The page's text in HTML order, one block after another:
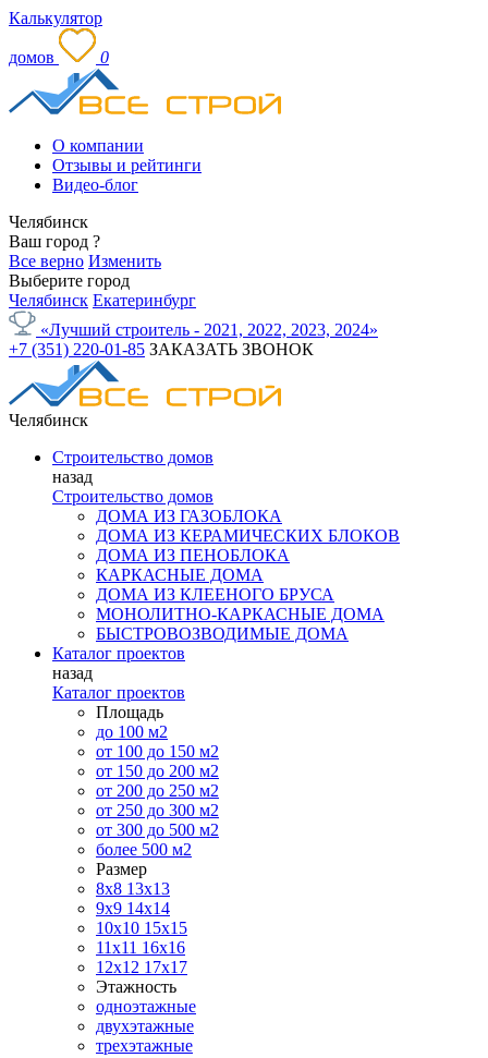
Калькулятор
домов 0
О компании
Отзывы и рейтинги
Видео-блог
Челябинск
Ваш город ?
Все верно Изменить
Выберите город
Челябинск Екатеринбург
«Лучший строитель - 2021, 2022, 2023, 2024»
+7 (351) 220-01-85 ЗАКАЗАТЬ ЗВОНОК
Челябинск
Строительство домов
назад
Строительство домов
ДОМА ИЗ ГАЗОБЛОКА
ДОМА ИЗ КЕРАМИЧЕСКИХ БЛОКОВ
ДОМА ИЗ ПЕНОБЛОКА
КАРКАСНЫЕ ДОМА
ДОМА ИЗ КЛЕЕНОГО БРУСА
МОНОЛИТНО-КАРКАСНЫЕ ДОМА
БЫСТРОВОЗВОДИМЫЕ ДОМА
Каталог проектов
назад
Каталог проектов
Площадь
до 100 м2
от 100 до 150 м2
от 150 до 200 м2
от 200 до 250 м2
от 250 до 300 м2
от 300 до 500 м2
более 500 м2
Размер
8х8 13х13
9х9 14х14
10х10 15х15
11x11 16х16
12х12 17х17
Этажность
одноэтажные
двухэтажные
трехэтажные